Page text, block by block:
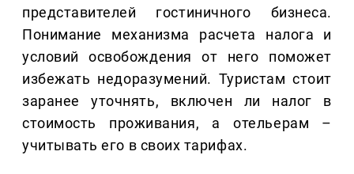
представителей гостиничного бизнеса.
Понимание механизма расчета налога и
условий освобождения от него поможет
избежать недоразумений. Туристам стоит
заранее уточнять, включен ли налог в
стоимость проживания, а отельерам –
учитывать его в своих тарифах.